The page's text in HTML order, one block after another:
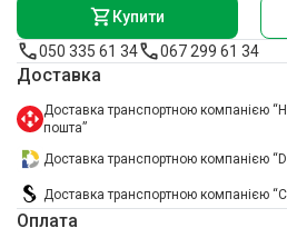
Купити
050 335 61 34
067 299 61 34
Доставка
Доставка транспортною компанією
пошта”
Доставка транспортною компанією
Доставка транспортною компанією
Оплата